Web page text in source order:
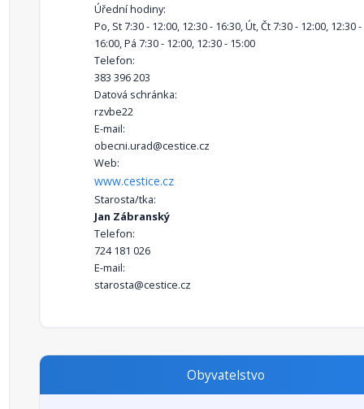
Úřední hodiny:
Po, St 7:30 - 12:00, 12:30 - 16:30, Út, Čt 7:30 - 12:00, 12:30 -
16:00, Pá 7:30 - 12:00, 12:30 - 15:00
Telefon:
383 396 203
Datová schránka:
rzvbe22
E-mail:
obecni.urad@cestice.cz
Web:
www.cestice.cz
Starosta/tka:
Jan Zábranský
Telefon:
724 181 026
E-mail:
starosta@cestice.cz
Obyvatelstvo